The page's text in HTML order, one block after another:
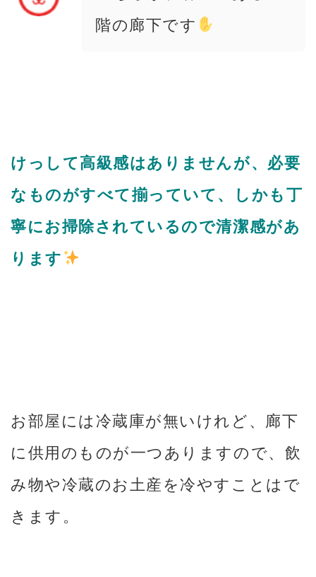
階の廊下です
けっして高級感はありませんが、必要
なものがすべて揃っていて、しかも丁
寧にお掃除されているので清潔感があ
ります
お部屋には冷蔵庫が無いけれど、廊下
に供用のものが一つありますので、飲
み物や冷蔵のお土産を冷やすことはで
きます。